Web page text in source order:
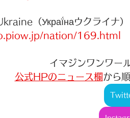
（Украї́наウクライナ）
nation/169.html
イマジンワンワー
公式HPのニュース欄から